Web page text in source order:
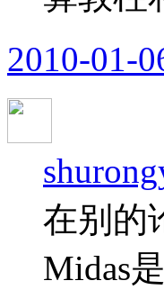
2010-01-
在别的
Midas